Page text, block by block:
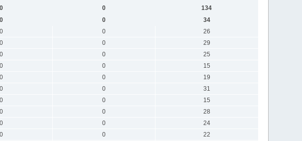
0 0
134
0 0
34
0 0
26
0 0
29
0 0
25
0 0
15
0 0
19
0 0
31
0 0
15
0 0
28
0 0
24
0 0
22